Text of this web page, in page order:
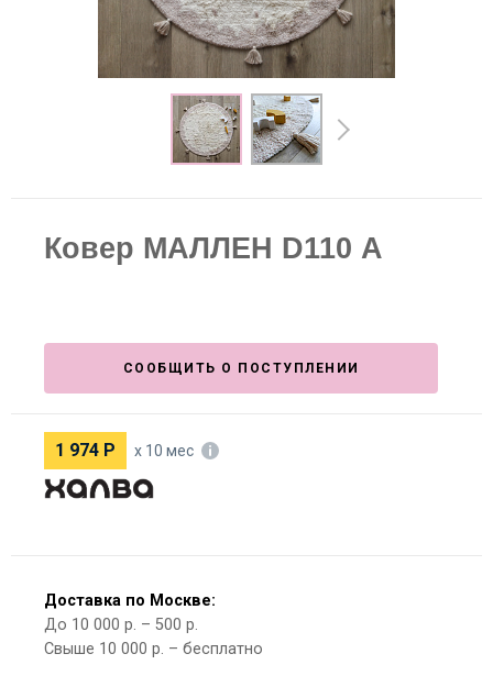
Ковер МАЛЛЕН D110 А
СООБЩИТЬ О ПОСТУПЛЕНИИ
1 974 Р х 10 мес
Доставка по Москве:
До 10 000 р. – 500 р.
Свыше 10 000 р. – бесплатно